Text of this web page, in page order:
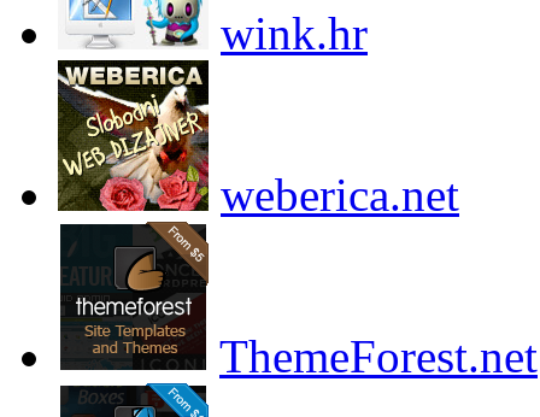
wink.hr
weberica.net
ThemeForest.net